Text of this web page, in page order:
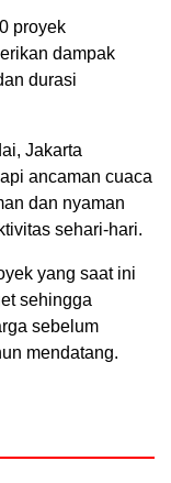
proyek
dampak
durasi
Jakarta
ancaman cuaca
dan nyaman
sehari-hari.
yang saat ini
sehingga
sebelum
mendatang.